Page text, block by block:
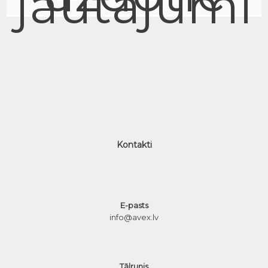
Kontakti
E-pasts
info@avex.lv
Tālrunis